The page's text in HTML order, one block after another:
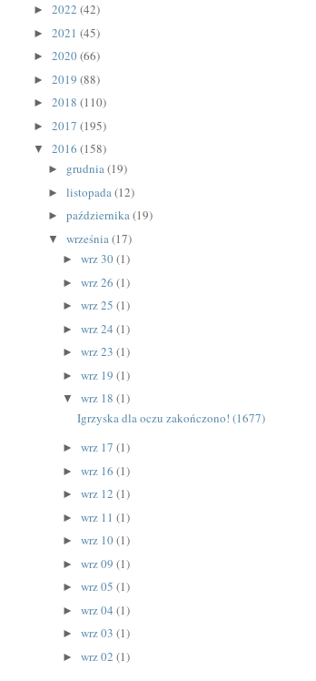
►2022(42)
►2021(45)
►2020(66)
►2019(88)
►2018(110)
►2017(195)
▼2016(158)
► grudnia(19)
►listopada(12)
►października(19)
▼września(17)
► wrz 30(1)
► wrz 26 (1)
► wrz 25 (1)
► wrz 24 (1)
► wrz 23 (1)
► wrz 19 (1)
▼ wrz 18 (1)
Igrzyska dla oczu zakończono! (1677)
► wrz 17 (1)
► wrz 16 (1)
► wrz 12 (1)
► wrz 11 (1)
► wrz 10(1)
► wrz 09 (1)
► wrz 05 (1)
► wrz 04 (1)
► wrz 03 (1)
► wrz 02 (1)